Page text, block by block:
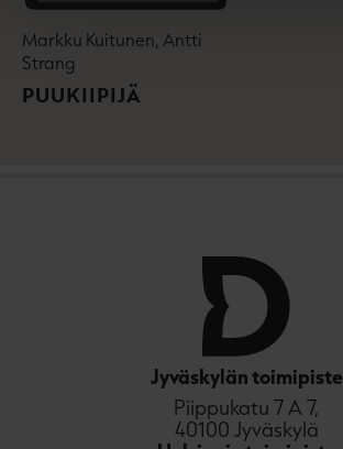
Markku Kuitunen, Antti
Strang
PUUKIIPIJÄ
Jyväskylän toimipiste
Piippukatu 7 A 7,
40100 Jyväskylä